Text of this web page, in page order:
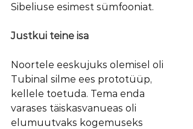
Sibeliuse esimest sümfooniat.
Justkui teine isa
Noortele eeskujuks olemisel oli
Tubinal silme ees prototüüp,
kellele toetuda. Tema enda
varases täiskasvanueas oli
elumuutvaks kogemuseks